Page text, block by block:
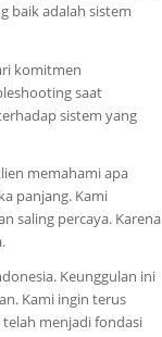
baik adalah sistem
komitmen
saat
sistem yang
memahami apa
panjang. Kami
saling percaya. Karena
Keunggulan ini
Kami ingin terus
menjadi fondasi